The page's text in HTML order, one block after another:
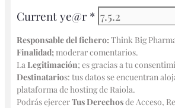
Current ye@r*
Responsable del fichero: Think Big
Finalidad;moderar comentarios.
La Legitimación; es gracias a tu
Destinatarios: tus datos se encuentran
plataforma de hosting de Raiola.
Podrás ejercerTus Derechosde Acceso,